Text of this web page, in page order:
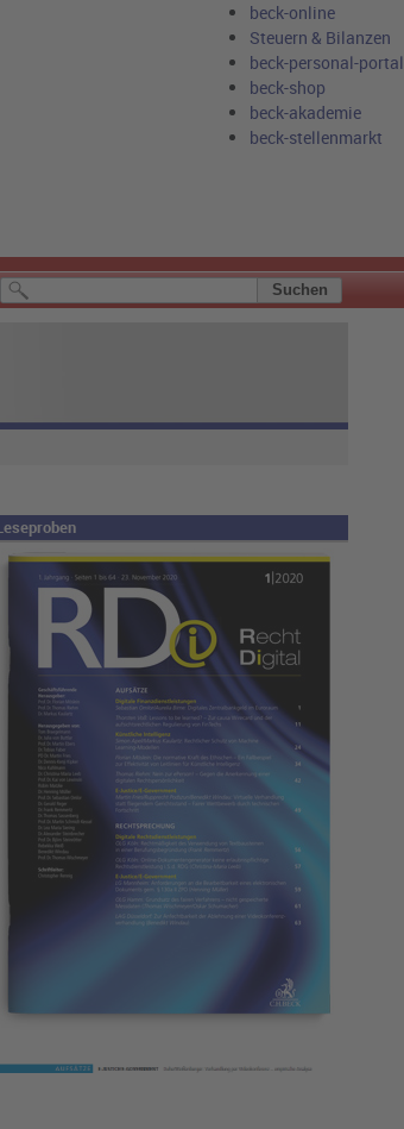
beck-online
Steuern & Bilanzen
beck-personal-portal
beck-shop
beck-akademie
beck-stellenmarkt